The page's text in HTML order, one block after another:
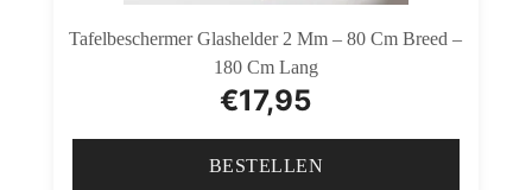
Tafelbeschermer Glashelder 2 Mm – 80 Cm Breed –
180 Cm Lang
€17,95
BESTELLEN